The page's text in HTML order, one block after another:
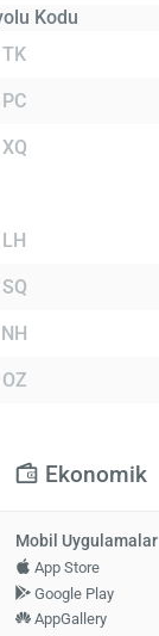
Kodu
TK
PC
XQ
LH
SQ
NH
OZ
Ekonomik
Mobil Uygulamalar
App Store
Google Play
AppGallery